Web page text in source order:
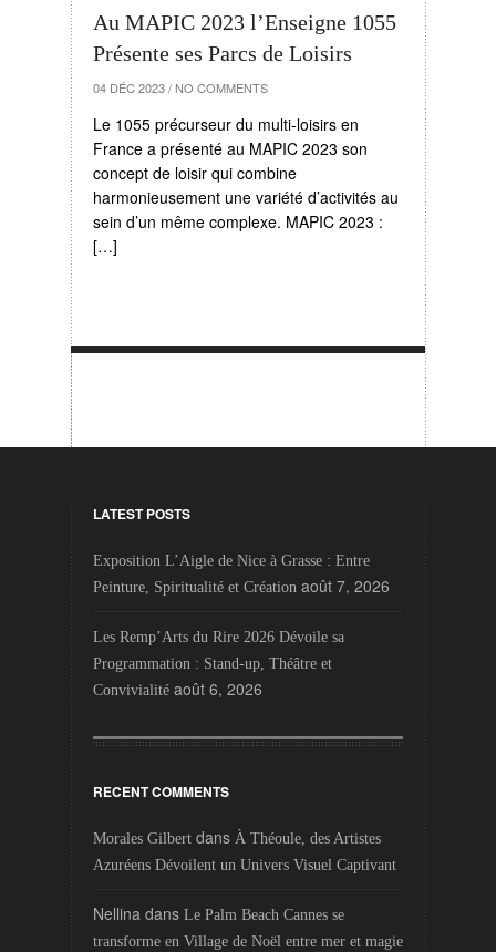
Au MAPIC 2023 l’Enseigne 1055
Présente ses Parcs de Loisirs
04 DÉC 2023 / NO COMMENTS
Le 1055 précurseur du multi-loisirs en
France a présenté au MAPIC 2023 son
concept de loisir qui combine
harmonieusement une variété d’activités au
sein d’un même complexe. MAPIC 2023 :
[…]
LATEST POSTS
Exposition L’Aigle de Nice à Grasse : Entre
Peinture, Spiritualité et Création août 7, 2026
Les Remp’Arts du Rire 2026 Dévoile sa
Programmation : Stand-up, Théâtre et
Convivialité août 6, 2026
RECENT COMMENTS
Morales Gilbertdans À Théoule, des Artistes
Azuréens Dévoilent un Univers Visuel Captivant
Nellinadans Le Palm Beach Cannes se
transforme en Village de Noël entre mer et magie